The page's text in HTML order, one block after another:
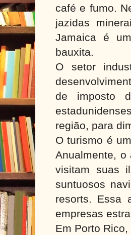
café e fumo.
jazidas
Jamaica é
bauxita.
O setor
de imposto
região, para
O turismo é
Anualmente, o
visitam suas
suntuosos
resorts. Essa
empresas
Em Porto